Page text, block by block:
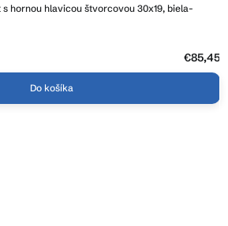
hornou hlavicou štvorcovou 30x19, biela-
€85,45
Do košíka